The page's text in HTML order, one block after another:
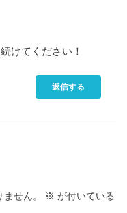
けてください！
返信する
せん。 ※ が付いている